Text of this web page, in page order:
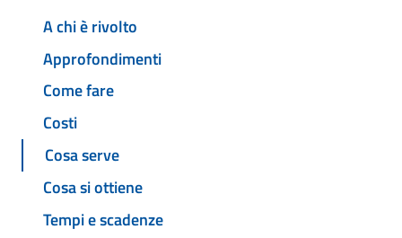
A chi è rivolto
Approfondimenti
Come fare
Costi
Cosa serve
Cosa si ottiene
Tempi e scadenze